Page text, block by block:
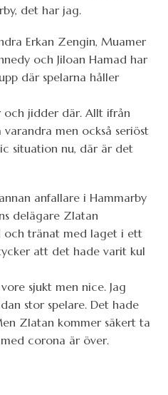
det har jag.
Erkan Zengin, Muamer
och Jiloan Hamad har
där spelarna håller
och jidder där. Allt ifrån
men också seriöst
situation nu, där är det
anfallare i Hammarby
delägare Zlatan
och tränat med laget i ett
att det hade varit kul
sjukt men nice. Jag
stor spelare. Det hade
Zlatan kommer säkert ta
corona är över.